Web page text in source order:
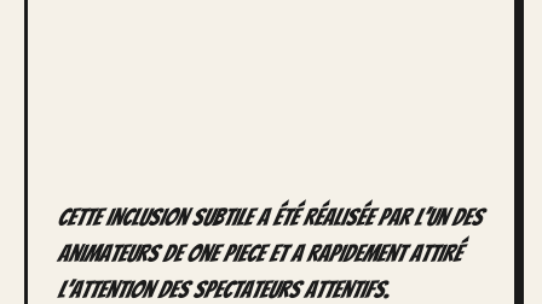
Cette inclusion subtile a été réalisée par l’un des
animateurs de One Piece et a rapidement attiré
l’attention des spectateurs attentifs.